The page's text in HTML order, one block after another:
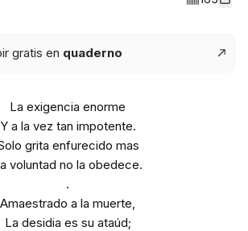
gratis en quaderno
La exigencia enorme
Y a la vez tan impotente.
grita enfurecido mas
voluntad no la obedece.
.
Amaestrado a la muerte,
La desidia es su ataúd;